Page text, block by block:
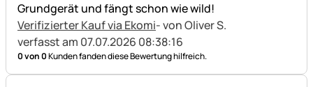
Grundgerät und fängt schon wie wild!
Verifizierter Kauf via Ekomi- von Oliver S.
verfasst am 07.07.2026 08:38:16
0 von 0Kunden fanden diese Bewertung hilfreich.